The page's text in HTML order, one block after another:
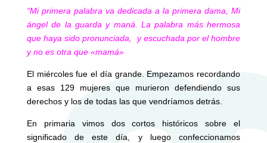
“Mi primera palabra va dedicada a la primera dama, Mi
ángel de la guarda y maná. La palabra más hermosa
que haya sido pronunciada, y escuchada por el hombre
y no es otra que «mamá»
El miércoles fue el día grande. Empezamos recordando
a esas 129 mujeres que murieron defendiendo sus
derechos y los de todas las que vendríamos detrás.
En primaria vimos dos cortos históricos sobre el
significado de este día, y luego confeccionamos